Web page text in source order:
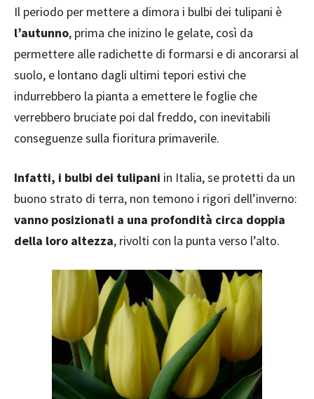
Il periodo per mettere a dimora i bulbi dei tulipani è
l’autunno, prima che inizino le gelate, così da
permettere alle radichette di formarsi e di ancorarsi al
suolo, e lontano dagli ultimi tepori estivi che
indurrebbero la pianta a emettere le foglie che
verrebbero bruciate poi dal freddo, con inevitabili
conseguenze sulla fioritura primaverile.
Infatti, i bulbi dei tulipani in Italia, se protetti da un
buono strato di terra, non temono i rigori dell’inverno:
vanno posizionati a una profondità circa doppia
della loro altezza, rivolti con la punta verso l’alto.